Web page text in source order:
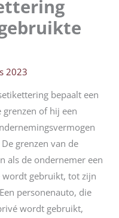
2023
bepaalt een
of hij een
grenzen van de
als de ondernemer een
wordt gebruikt, tot zijn
personenauto, die
wordt gebruikt,